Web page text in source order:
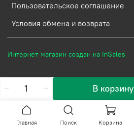
В корзину
Пользовательское соглашение
Условия обмена и возврата
Интернет-магазин создан на InSales
Главная Поиск Корзина